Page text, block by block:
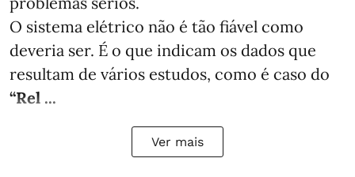
O sistema elétrico não é tão fiável como
deveria ser. É o que indicam os dados que
resultam de vários estudos, como é caso do
“Rel ...
Ver mais